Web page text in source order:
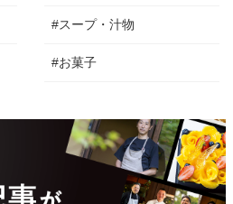
#スープ・汁物
#お菓子